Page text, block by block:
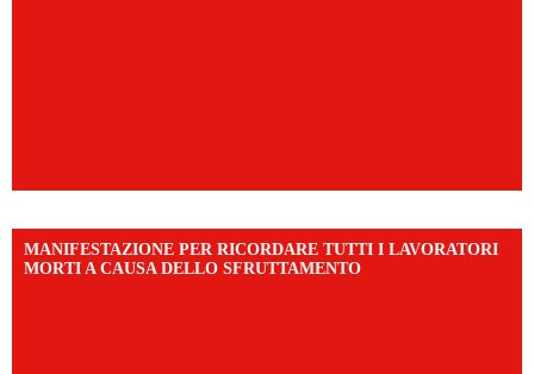
MANIFESTAZIONE PER RICORDARE TUTTI I LAVORATORI
MORTI A CAUSA DELLO SFRUTTAMENTO